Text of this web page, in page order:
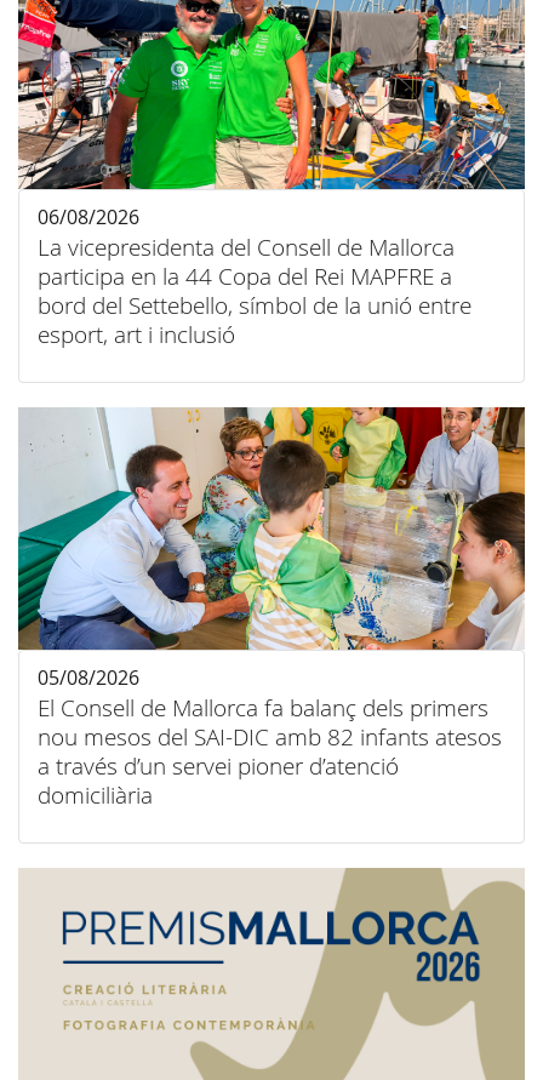
La vicepresidenta del Consell de Mallorca
participa en la 44 Copa del Rei MAPFRE a
bord del Settebello, símbol de la unió entre
esport, art i inclusió
06/08/2026
El Consell de Mallorca fa balanç dels primers
nou mesos del SAI-DIC amb 82 infants atesos
a través d’un servei pioner d’atenció
domiciliària
05/08/2026